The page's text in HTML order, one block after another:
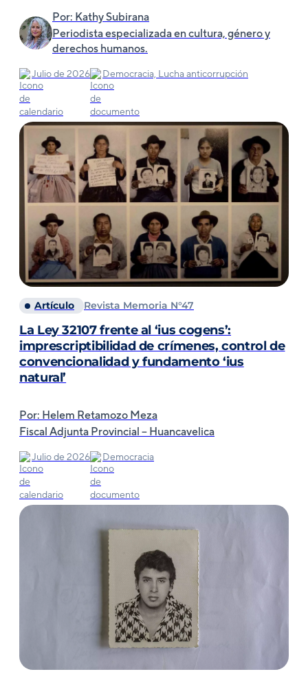
Por: Kathy Subirana
Periodista especializada en cultura, género y
derechos humanos.
Julio de 2026 Democracia, Lucha anticorrupción
Artículo Revista Memoria N°47
La Ley 32107 frente al ‘ius cogens’:
imprescriptibilidad de crímenes, control de
convencionalidad y fundamento ‘ius
natural’
Por: Helem Retamozo Meza
Fiscal Adjunta Provincial – Huancavelica
Julio de 2026 Democracia